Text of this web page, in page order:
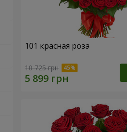
101 красная роза
10 725 грн